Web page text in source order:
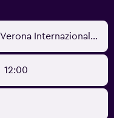
Verona, Italia - Aeroporto di Verona Internazionale (VRN)
12:00